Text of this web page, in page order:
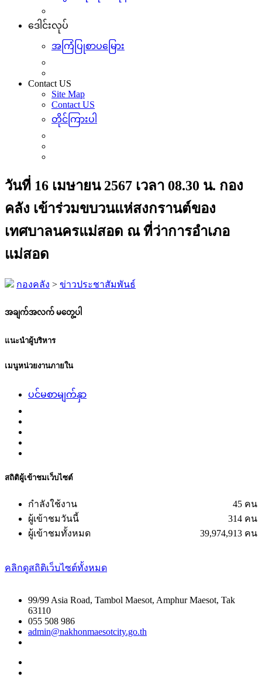
ဒေါင်းလုပ်
အကြံပြုစာပမြေား
Contact US
Site Map
Contact US
တိုင်ကြားပါ
วันที่ 16 เมษายน 2567 เวลา 08.30 น. กอง
คลัง เข้าร่วมขบวนแห่สงกรานต์ของ
เทศบาลนครแม่สอด ณ ที่ว่าการอำเภอ
แม่สอด
กองคลัง > ข่าวประชาสัมพันธ์
အချက်အလက် မတွေ့ပါ
แนะนำผู้บริหาร
เมนูหน่วยงานภายใน
ပင်မစာမျက်နှာ
สถิติผู้เข้าชมเว็บไซต์
กำลังใช้งาน
45 คน
ผู้เข้าชมวันนี้
314 คน
ผู้เข้าชมทั้งหมด
39,974,913 คน
คลิกดูสถิติเว็บไซต์ทั้งหมด
99/99 Asia Road, Tambol Maesot, Amphur Maesot, Tak
63110
055 508 986
admin@nakhonmaesotcity.go.th